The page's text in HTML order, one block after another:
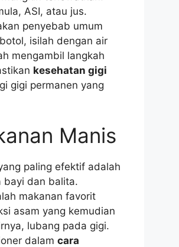
ASI, atau jus.
penyebab umum
isilah dengan air
mengambil langkah
kesehatan gigi
gigi permanen yang
Manis
paling efektif adalah
bayi dan balita.
makanan favorit
asam yang kemudian
lubang pada gigi.
dalam cara